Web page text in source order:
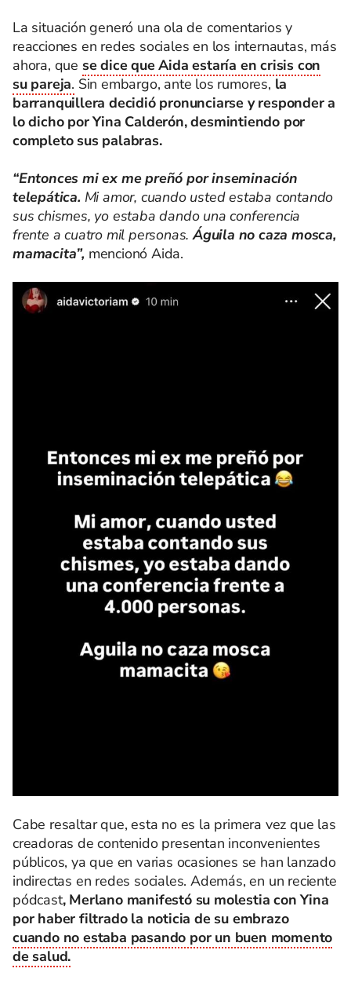
La situación generó una ola de comentarios y
reacciones en redes sociales en los internautas, más
ahora, que se dice que Aida estaría en crisis con
su pareja. Sin embargo, ante los rumores, la
barranquillera decidió pronunciarse y responder a
lo dicho por Yina Calderón, desmintiendo por
completo sus palabras.
“Entonces mi ex me preñó por inseminación
telepática. Mi amor, cuando usted estaba contando
sus chismes, yo estaba dando una conferencia
frente a cuatro mil personas.Águila no caza mosca,
mamacita”, mencionó Aida.
Cabe resaltar que, esta no es la primera vez que las
creadoras de contenido presentan inconvenientes
públicos, ya que en varias ocasiones se han lanzado
indirectas en redes sociales. Además, en un reciente
pódcast, Merlano manifestó su molestia con Yina
por haber filtrado la noticia de su embrazo
cuando no estaba pasando por un buen momento
de salud.